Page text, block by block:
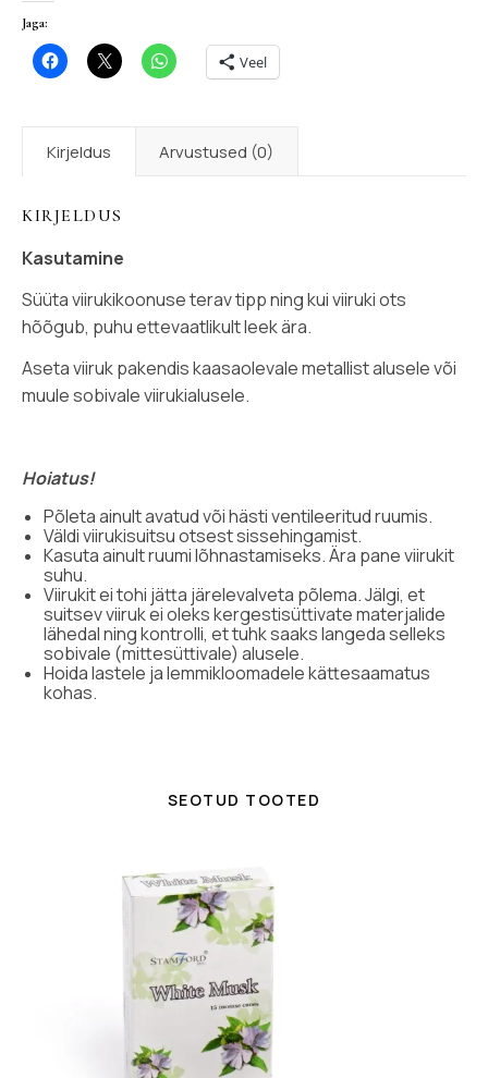
Jaga:
Veel
Kirjeldus Arvustused (0)
KIRJELDUS
Kasutamine
Süüta viirukikoonuse terav tipp ning kui viiruki ots
hõõgub, puhu ettevaatlikult leek ära.
Aseta viiruk pakendis kaasaolevale metallist alusele või
muule sobivale viirukialusele.
Hoiatus!
Põleta ainult avatud või hästi ventileeritud ruumis.
Väldi viirukisuitsu otsest sissehingamist.
Kasuta ainult ruumi lõhnastamiseks. Ära pane viirukit
suhu.
Viirukit ei tohi jätta järelevalveta põlema. Jälgi, et
suitsev viiruk ei oleks kergestisüttivate materjalide
lähedal ning kontrolli, et tuhk saaks langeda selleks
sobivale (mittesüttivale) alusele.
Hoida lastele ja lemmikloomadele kättesaamatus
kohas.
SEOTUD TOOTED